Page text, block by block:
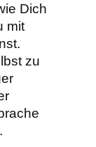
Dich
mit
zu